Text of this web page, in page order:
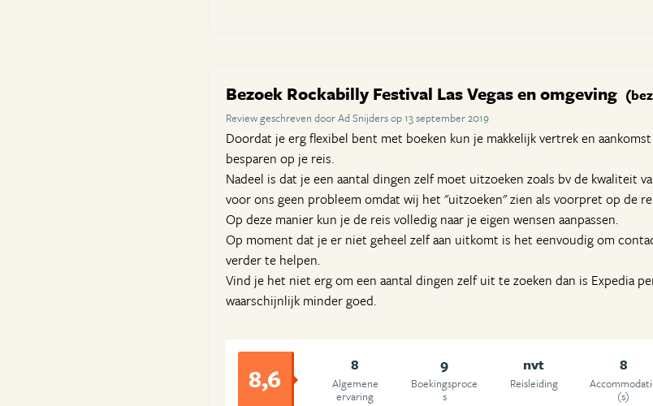
Bezoek Rockabilly Festival Las Vegas en omgeving
Review geschreven door Ad Snijders op 13 september 2019
Doordat je erg flexibel bent met boeken kun je makkelijk vertrek en
besparen op je reis.
Nadeel is dat je een aantal dingen zelf moet uitzoeken zoals bv de kwaliteit
voor ons geen probleem omdat wij het "uitzoeken" zien als voorpret op de
Op deze manier kun je de reis volledig naar je eigen wensen aanpassen.
Op moment dat je er niet geheel zelf aan uitkomt is het eenvoudig om
verder te helpen.
Vind je het niet erg om een aantal dingen zelf uit te zoeken dan is Expedia
waarschijnlijk minder goed.
8,6 8
Algemene
ervaring
9
Boekingsproce
s
nvt
Reisleiding
8
(s)